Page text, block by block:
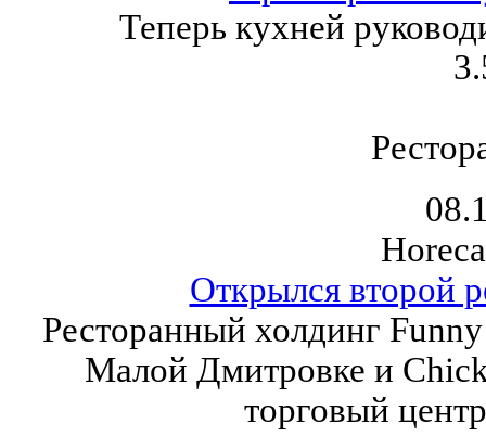
Теперь кухней
Открылся второй
Ресторанный холдинг
Малой Дмитровке и
торговый